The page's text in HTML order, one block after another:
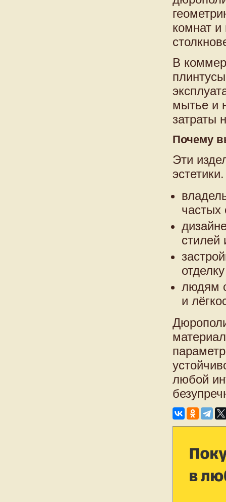
комнат и
В
мытье и
затраты
Почему
Эти
частых
стилей
людям
и
любой